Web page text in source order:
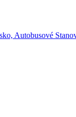
Autobusové